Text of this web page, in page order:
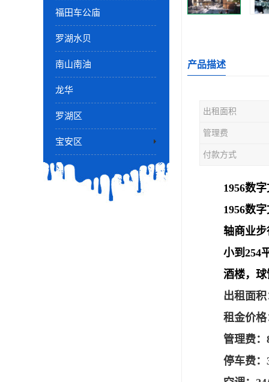
福田车公庙
罗湖水贝
南山南油
龙华
罗湖区
宝安区
产品描述
出租面积
管理费
付款方式
1956数
1956数
轴商业
小到254
酒楼，
出租面积
租金价格
管理费
停车费：